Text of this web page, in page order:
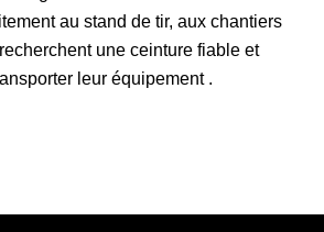
au stand de tir, aux chantiers
une ceinture fiable et
leur équipement .